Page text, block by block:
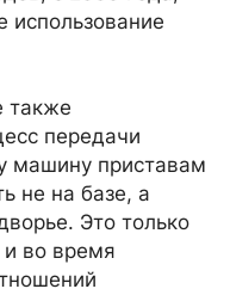
использование
также
передачи
машину приставам
не на базе, а
Это только
и во время